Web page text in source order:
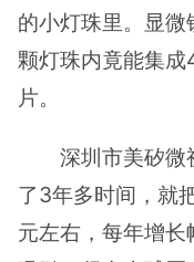
的小灯珠里。显
颗灯珠内竟能集
片。
深圳市美矽微
了3年多时间，就
元左右，每年增